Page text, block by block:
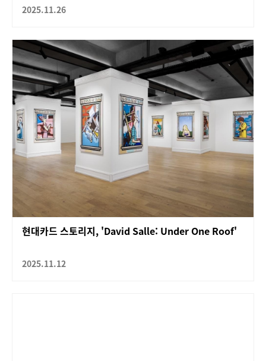
2025.11.26
현대카드 스토리지, 'David Salle: Under One Roof'
2025.11.12